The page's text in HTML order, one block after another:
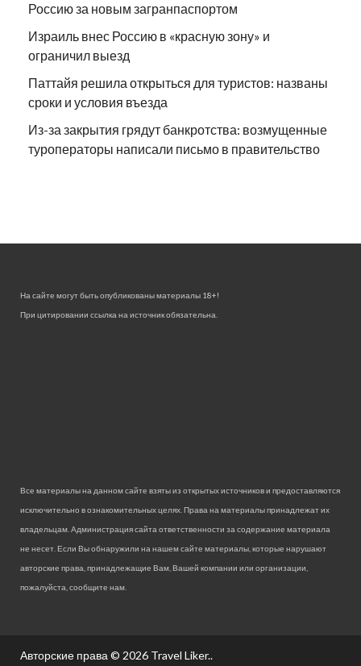
Россию за новым загранпаспортом
Израиль внес Россию в «красную зону» и
ограничил выезд
Паттайя решила открыться для туристов: названы
сроки и условия въезда
Из-за закрытия грядут банкротства: возмущенные
туроператоры написали письмо в правительство
На сайте могут быть опубликованы материалы 18+!
При цитировании ссылка на источник обязательна.
Все материалы на данном сайте взяты из открытых источников и предоставляются
исключительно в ознакомительных целях. Права на материалы принадлежат их
владельцам. Администрация сайта ответственности за содержание материала
не несет. Если Вы обнаружили на нашем сайте материалы, которые нарушают
авторские права, принадлежащие Вам, Вашей компании или организации,
пожалуйста, сообщите нам.
Авторские права © 2026 Travel Liker..